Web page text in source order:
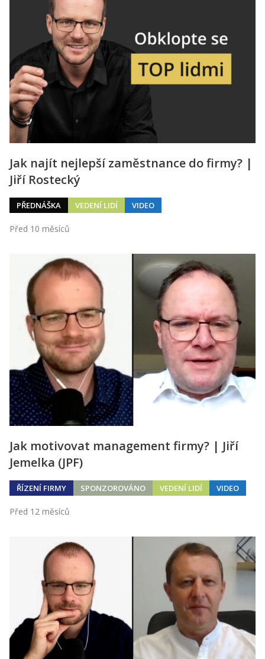
Jak najít nejlepší zaměstnance do firmy? |
Jiří Rostecký
PŘEDNÁŠKA VEDENÍ LIDÍ VIDEO
Před 10 měsíců
Jak motivovat management firmy? | Jiří
Jemelka (JPF)
ŘÍZENÍ FIRMY SPONZOROVÁNO VEDENÍ LIDÍ VIDEO
Před 12 měsíců